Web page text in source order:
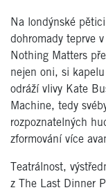
Na londýnské
dohromady teprve
Nothing Matters
nejen oni, si
odráží vlivy Kate
Machine, tedy
rozpoznatelných
zformování více
Teatrálnost,
z The Last Dinner